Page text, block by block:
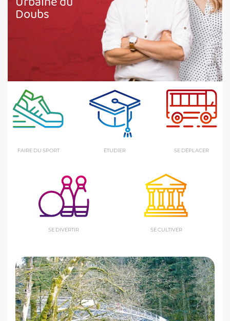
Doubs
FAIRE DU SPORT ÉTUDIER SE DÉPLACER
SE DIVERTIR SE CULTIVER